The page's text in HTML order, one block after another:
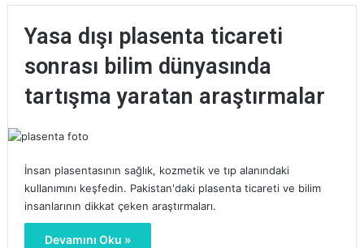
Yasa dışı plasenta ticareti
sonrası bilim dünyasında
tartışma yaratan araştırmalar
İnsan plasentasının sağlık, kozmetik ve tıp alanındaki
kullanımını keşfedin. Pakistan'daki plasenta ticareti ve bilim
insanlarının dikkat çeken araştırmaları.
Devamını Oku »